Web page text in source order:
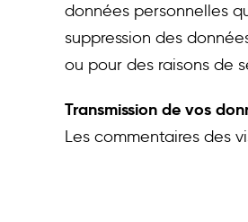
données personnelles
suppression des
ou pour des raisons de
Transmission de vos
Les commentaires des